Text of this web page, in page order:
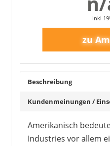
inkl
Beschreibung
Kundenmeinungen /
Amerikanisch
Industries vor allem